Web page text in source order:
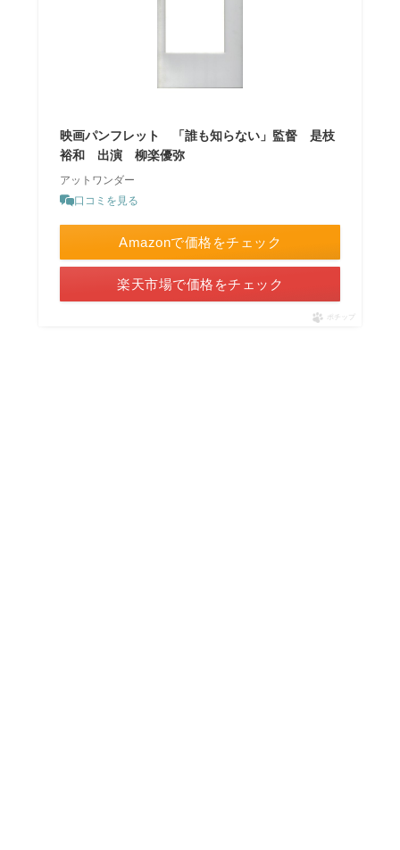
映画パンフレット 「誰も知らない」監督 是枝
裕和 出演 柳楽優弥
アットワンダー
口コミを見る
Amazonで価格をチェック
楽天市場で価格をチェック
ポチップ